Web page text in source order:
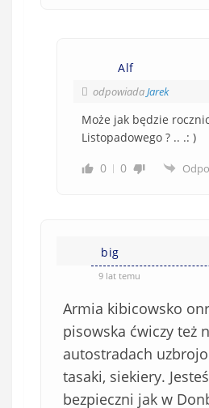
Alf
odpowiadaJarek
Może jak będzie
Listopadowego ? .. .: )
0
0
big
9 lat temu
Armia kibicowsko
pisowska ćwiczy też
autostradach
tasaki, siekiery.
bezpieczni jak w